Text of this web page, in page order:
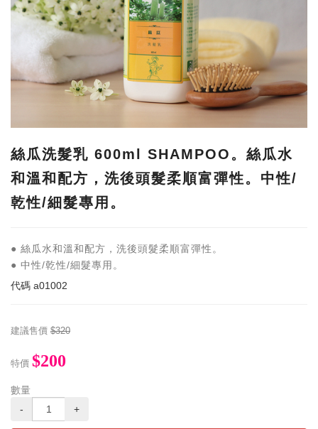
絲瓜洗髮乳 600ml SHAMPOO。絲瓜水
和溫和配方，洗後頭髮柔順富彈性。中性/
乾性/細髮專用。
● 絲瓜水和溫和配方，洗後頭髮柔順富彈性。
● 中性/乾性/細髮專用。
代碼 a01002
建議售價 $320
特價 $200
數量
-
+